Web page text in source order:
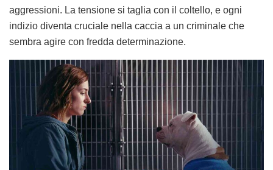
aggressioni. La tensione si taglia con il coltello, e ogni
indizio diventa cruciale nella caccia a un criminale che
sembra agire con fredda determinazione.